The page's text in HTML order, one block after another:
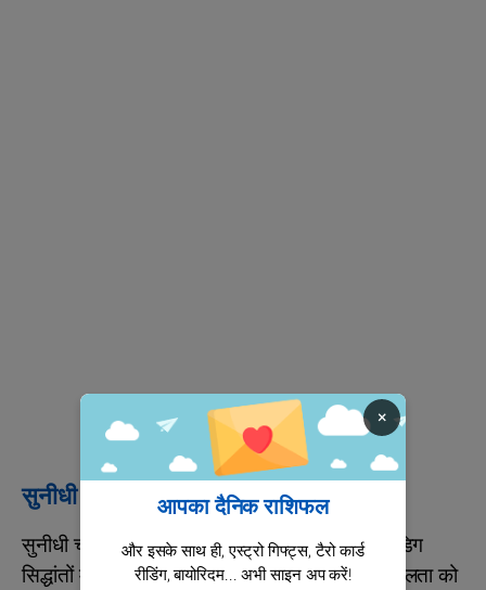
सुनीधी चौहान: संगीत की प्रतिभा का एक स्तंभ
सुनीधी चौहान के लिए शनि तुला राशि में हैं, जो उनके अडिग
सिद्धांतों में मजबूत विश्वास और शुल्कों के प्रति संवेदनशीलता को
×
आपका दैनिक राशिफल
और इसके साथ ही, एस्ट्रो गिफ्ट्स, टैरो कार्ड
रीडिंग, बायोरिदम... अभी साइन अप करें!